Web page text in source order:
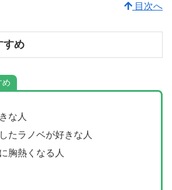
目次へ
すめ
め
な人
たラノベが好きな人
胸熱くなる人